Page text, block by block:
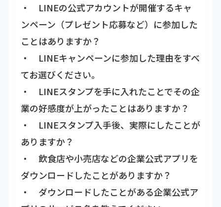
・ LINEの公式アカウントが開催するキャ
ンペーン（プレゼント応募など）に参加した
ことはありますか？
・ LINEキャンペーンに参加した理由をすべ
てお選びください。
・ LINEスタンプを手に入れたことでその企
業の好感度が上がったことはありますか？
・ LINEスタンプ入手後、実際にしたことが
ありますか？
・ 飲食店や小売店などの企業公式アプリを
ダウンロードしたことがありますか？
・ ダウンロードしたことがある企業公式ア